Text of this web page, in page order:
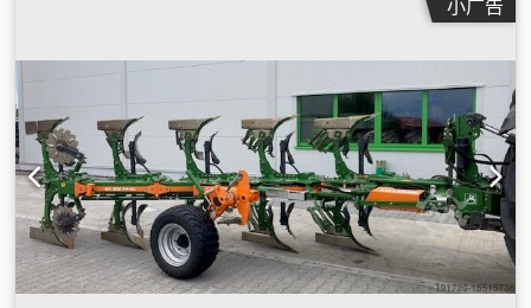
小广告